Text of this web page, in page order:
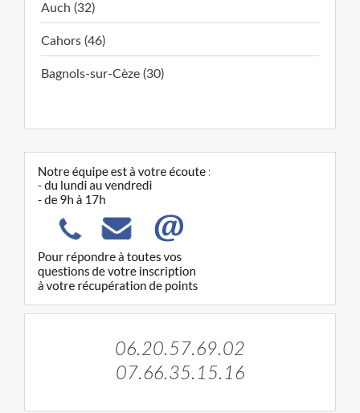
Auch (32)
Cahors (46)
Bagnols-sur-Cèze (30)
06.20.57.69.02
07.66.35.15.16